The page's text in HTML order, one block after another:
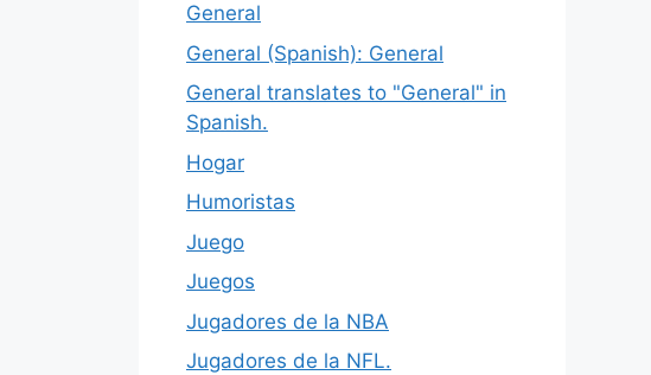
General
General (Spanish): General
General translates to "General" in
Spanish.
Hogar
Humoristas
Juego
Juegos
Jugadores de la NBA
Jugadores de la NFL.